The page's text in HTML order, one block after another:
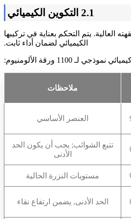
2.1 التكوين الكيميائي
بنقهته العالية. يتم التحكم بعناية في تركيبها
الكيميائي لضمان أداء ثابت.
لـ 1100 ورقة الألومنيوم:
ملاحظات
العنصر الأساسي
تتبع الشوائب; يجب أن يكون الحد
الأدنى
مستويات النزرة الحالية
الحد الأدنى, يضمن ارتفاع نقاء